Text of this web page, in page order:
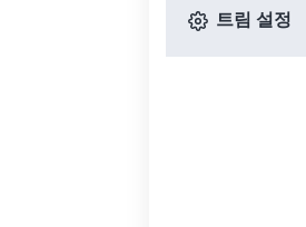
트림 설정